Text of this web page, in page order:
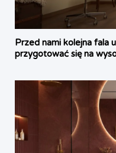
Przed nami kolejna fala
przygotować się na